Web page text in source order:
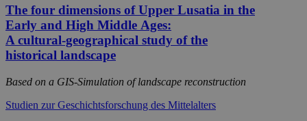
The four dimensions of Upper Lusatia in the
Early and High Middle Ages:
A cultural-geographical study of the
historical landscape
Based on a GIS-Simulation of landscape reconstruction
Studien zur Geschichtsforschung des Mittelalters